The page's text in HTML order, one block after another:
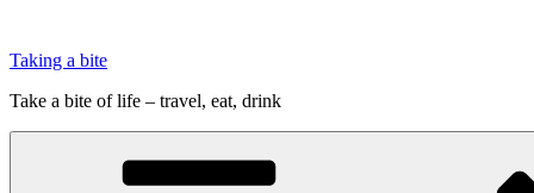
indhold
Taking a bite
Take a bite of life – travel, eat, drink